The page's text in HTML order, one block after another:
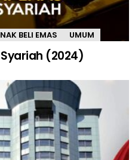
BELI EMAS UMUM
Syariah (2024)